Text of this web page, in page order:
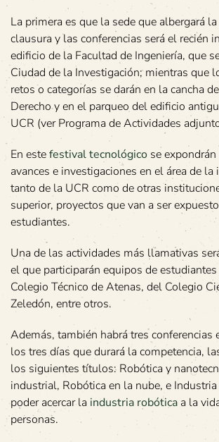
La primera es que la sede que albergará
clausura y las conferencias será el recién
edificio de la Facultad de Ingeniería, que
Ciudad de la Investigación; mientras que
retos o categorías se darán en la cancha
Derecho y en el parqueo del edificio
UCR (ver Programa de Actividades
En estefestival tecnológico se
avances e investigaciones en el área de
tanto de la UCR como de otras
superior, proyectos que van a ser
estudiantes.
Una de las actividades más llamativas
el que participarán equipos de
Colegio Técnico de Atenas, del Colegio
Zeledón, entre otros.
Además, también habrá tres conferencias
los tres días que durará la competencia,
los siguientes títulos: Robótica y
industrial, Robótica en la nube, e
poder acercar la industria robótica a la
personas.